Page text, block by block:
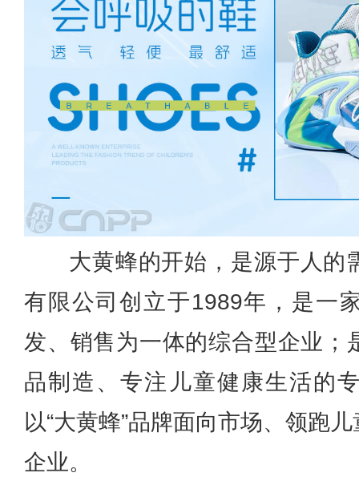
大黄蜂的开始，是源于人的
有限公司创立于1989年，是一
发、销售为一体的综合型企业；
品制造、专注儿童健康生活的
以“大黄蜂”品牌面向市场、领跑
企业。